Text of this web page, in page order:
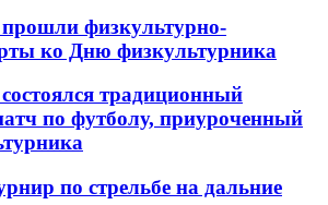
физкультурно-
ко Дню физкультурника
традиционный
по футболу, приуроченный
по стрельбе на дальние